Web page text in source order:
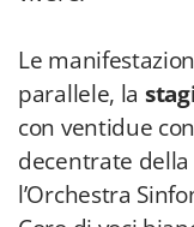
Le
parallele, la
con ventidue
decentrate della
l’Orchestra